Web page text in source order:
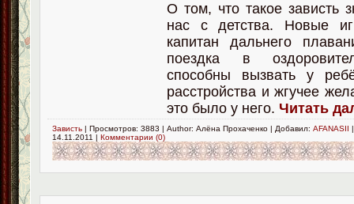
О том, что такое зависть
нас с детства. Новые
капитан дальнего
поездка в
способны вызвать у
расстройства и жгучее
это было у него. Читать
Зависть | Просмотров: 3883 | Author: Алёна Прохаченко | Добавил: AFANASII
14.11.2011 | Комментарии (0)